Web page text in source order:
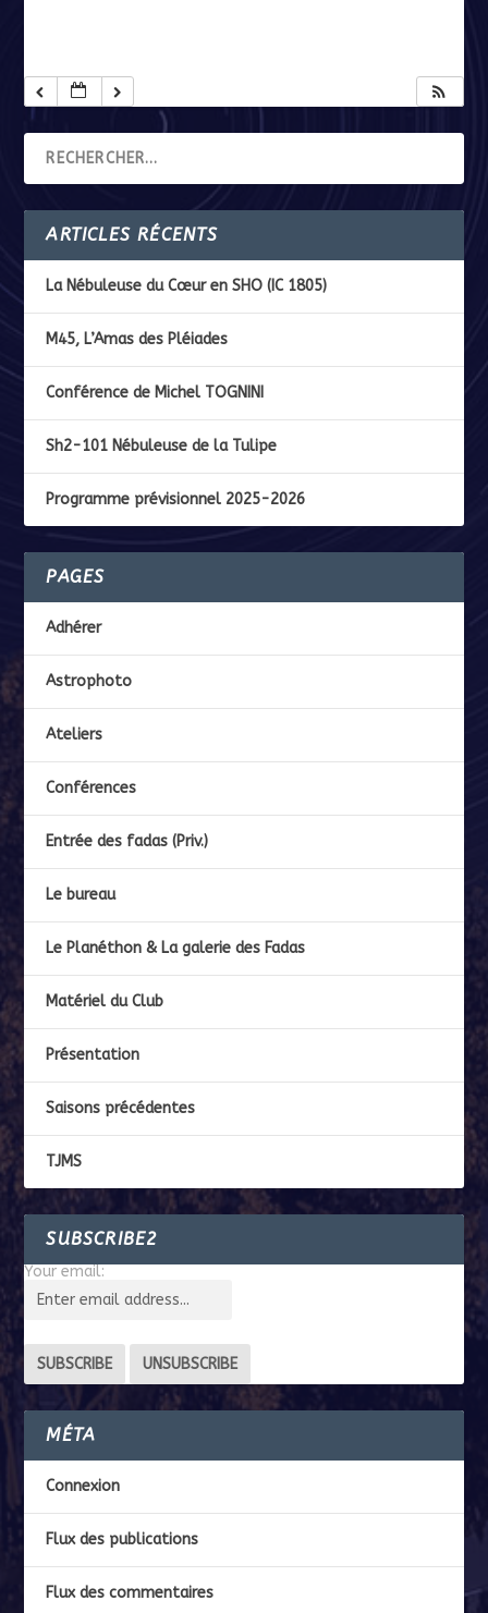
ARTICLES RÉCENTS
La Nébuleuse du Cœur en SHO (IC 1805)
M45, L’Amas des Pléiades
Conférence de Michel TOGNINI
Sh2-101 Nébuleuse de la Tulipe
Programme prévisionnel 2025-2026
PAGES
Adhérer
Astrophoto
Ateliers
Conférences
Entrée des fadas (Priv.)
Le bureau
Le Planéthon & La galerie des Fadas
Matériel du Club
Présentation
Saisons précédentes
TJMS
SUBSCRIBE2
Your email:
MÉTA
Connexion
Flux des publications
Flux des commentaires